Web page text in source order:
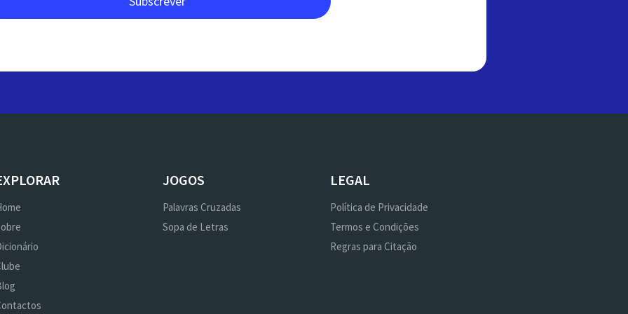
JOGOS
Palavras Cruzadas
Sopa de Letras
LEGAL
Política de Privacidade
Termos e Condições
Regras para Citação